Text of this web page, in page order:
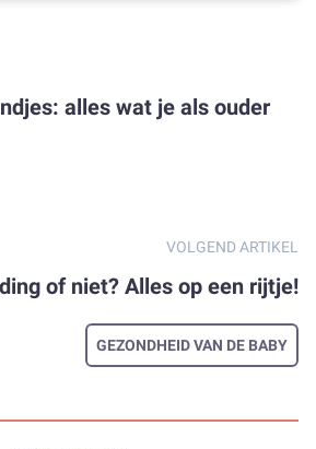
VOLGEND ARTIKEL
of niet? Alles op een rijtje!
GEZONDHEID VAN DE BABY